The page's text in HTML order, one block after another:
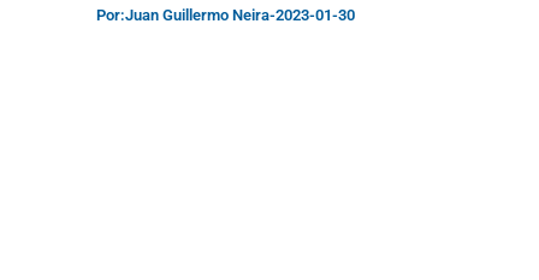
Por:Juan Guillermo Neira-2023-01-30